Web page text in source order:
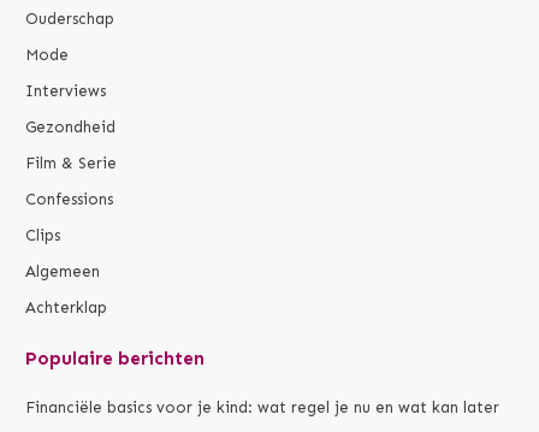
Ouderschap
Mode
Interviews
Gezondheid
Film & Serie
Confessions
Clips
Algemeen
Achterklap
Populaire berichten
Financiële basics voor je kind: wat regel je nu en wat kan later